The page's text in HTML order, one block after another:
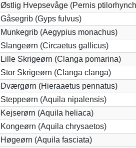
Østlig Hvepsevåge (Pernis
Gåsegrib (Gyps fulvus)
Munkegrib (Aegypius monachus)
Slangeørn (Circaetus gallicus)
Lille Skrigeørn (Clanga pomarina)
Stor Skrigeørn (Clanga clanga)
Dværgørn (Hieraaetus pennatus)
Steppeørn (Aquila nipalensis)
Kejserørn (Aquila heliaca)
Kongeørn (Aquila chrysaetos)
Høgeørn (Aquila fasciata)